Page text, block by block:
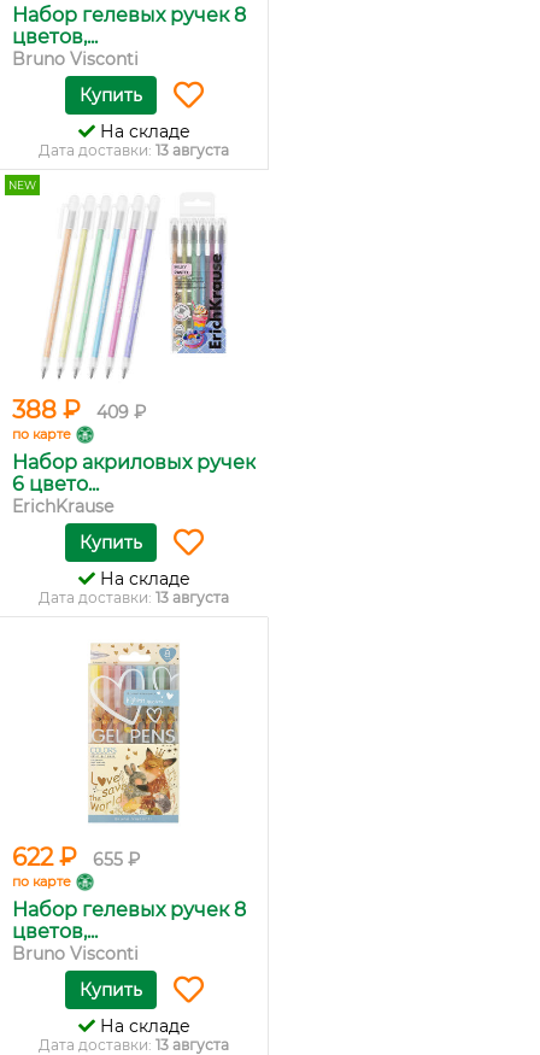
Набор гелевых ручек 8
цветов,...
Bruno Visconti
Купить
На складе
Дата доставки: 13 августа
NEW
388 ₽ 409 ₽
по карте
Набор акриловых ручек
6 цвето...
ErichKrause
Купить
На складе
Дата доставки: 13 августа
622 ₽ 655 ₽
по карте
Набор гелевых ручек 8
цветов,...
Bruno Visconti
Купить
На складе
Дата доставки: 13 августа